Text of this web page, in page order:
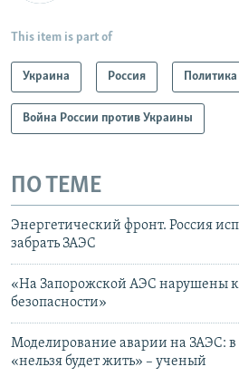
This item is part of
Украина Россия Политика
Война России против Украины
ПО ТЕМЕ
Энергетический фронт. Россия
забрать ЗАЭС
«На Запорожской АЭС нарушены
безопасности»
Моделирование аварии на ЗАЭС:
«нельзя будет жить» – ученый